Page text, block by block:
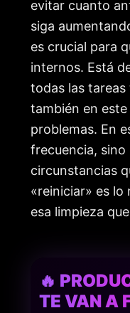
evitar cuanto
siga
es crucial para
internos. Está
todas las
también en
problemas. En
frecuencia, sino
circunstancias
«reiniciar» es lo
esa limpieza
🔥
TE VAN A